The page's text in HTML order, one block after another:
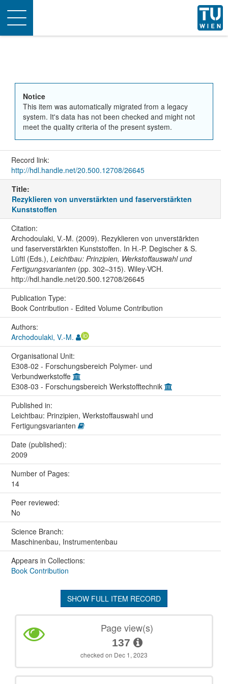
Toggle
navigation
Notice
This item was automatically migrated from a legacy
system. It's data has not been checked and might not
meet the quality criteria of the present system.
Record link:
http://hdl.handle.net/20.500.12708/26645
Title:
Rezyklieren von unverstärkten und faserverstärkten
Kunststoffen
Citation:
Archodoulaki, V.-M. (2009). Rezyklieren von unverstärkten
und faserverstärkten Kunststoffen. In H.-P. Degischer & S.
Lüftl (Eds.), Leichtbau: Prinzipien, Werkstoffauswahl und
Fertigungsvarianten(pp. 302–315). Wiley-VCH.
http://hdl.handle.net/20.500.12708/26645
Publication Type:
Book Contribution - Edited Volume Contribution
Authors:
Archodoulaki, V.-M.
Organisational Unit:
E308-02 - Forschungsbereich Polymer- und
Verbundwerkstoffe
E308-03 - Forschungsbereich Werkstofftechnik
Published in:
Leichtbau: Prinzipien, Werkstoffauswahl und
Fertigungsvarianten
Date (published):
2009
Number of Pages:
14
Peer reviewed:
No
Science Branch:
Maschinenbau, Instrumentenbau
Appears in Collections:
Book Contribution
SHOW FULL ITEM RECORD
Page view(s)
137
checked on Dec 1, 2023